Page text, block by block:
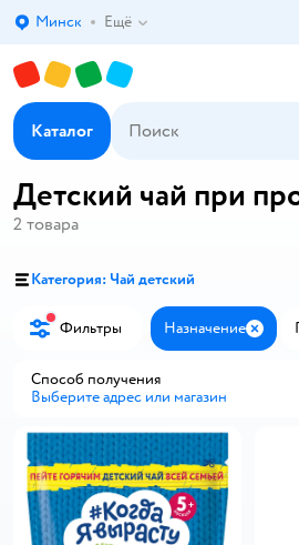
Выбор адреса доставки.
Минск Ещё
Каталог
Детский чай при
2 товара
Категория: Чай детский
Фильтры Назначение
Способ получения
Выберите адрес или магазин